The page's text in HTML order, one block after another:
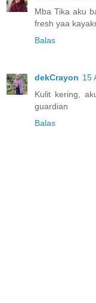
Mba Tika aku
fresh yaa
Balas
dekCrayon 15
Kulit kering,
guardian
Balas